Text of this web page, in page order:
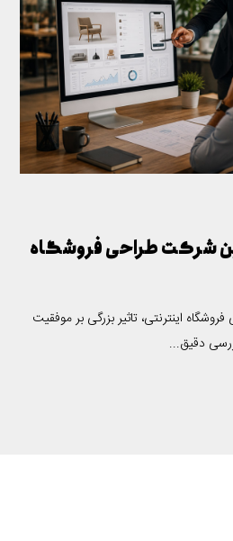
شرکت طراحی فروشگاه
اینترنتی، تاثیر بزرگی بر موفقیت
دقیق...